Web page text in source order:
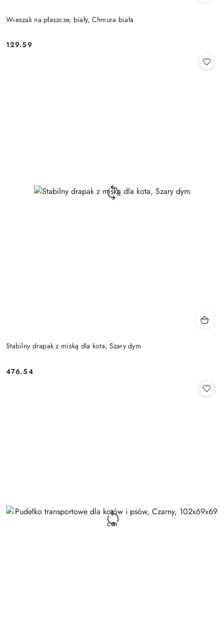
Wieszak na płaszcze, biały, Chmura biała
Cena:
129.59
Stabilny drapak z miską dla kota, Szary dym
Cena:
476.54